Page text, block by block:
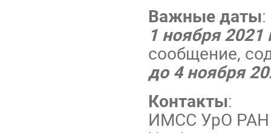
Важные даты:
1 ноября 2021
сообщение,
до 4 ноября
Контакты:
ИМСС УрО РАН